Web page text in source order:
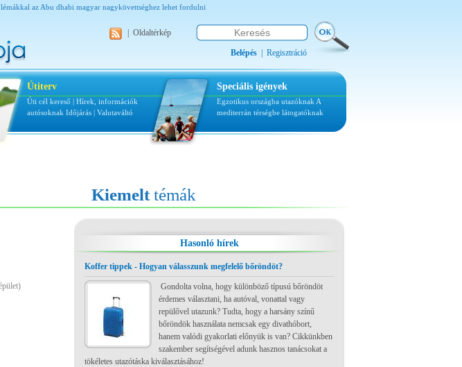
az Abu dhabi magyar nagykövettséghez lehet fordulni
Oldaltérkép
Belépés Regisztráció
Útiterv
Úti cél kereső | Hírek, információk
autósoknak Időjárás | Valutaváltó
Speciális igények
Egzotikus országba utazóknak A
mediterrán térségbe látogatóknak
Kiemelttémák
Hasonló hírek
Koffer tippek - Hogyan válasszunk megfelelő bőröndöt?
Gondolta volna, hogy különböző típusú bőröndöt
érdemes választani, ha autóval, vonattal vagy
repülővel utazunk? Tudta, hogy a harsány színű
bőröndök használata nemcsak egy divathóbort,
hanem valódi gyakorlati előnyük is van? Cikkünkben
szakember segítségével adunk hasznos tanácsokat a
tökéletes utazótáska kiválasztásához!